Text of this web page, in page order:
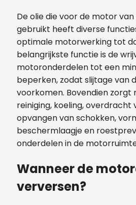
De olie die voor de motor van
gebruikt heeft diverse
optimale motorwerking tot
belangrijkste functie is de
motoronderdelen tot een
beperken, zodat slijtage van
voorkomen. Bovendien zorgt
reiniging, koeling, overdracht
opvangen van schokken,
beschermlaagje en
onderdelen in de
Wanneer de
verversen?